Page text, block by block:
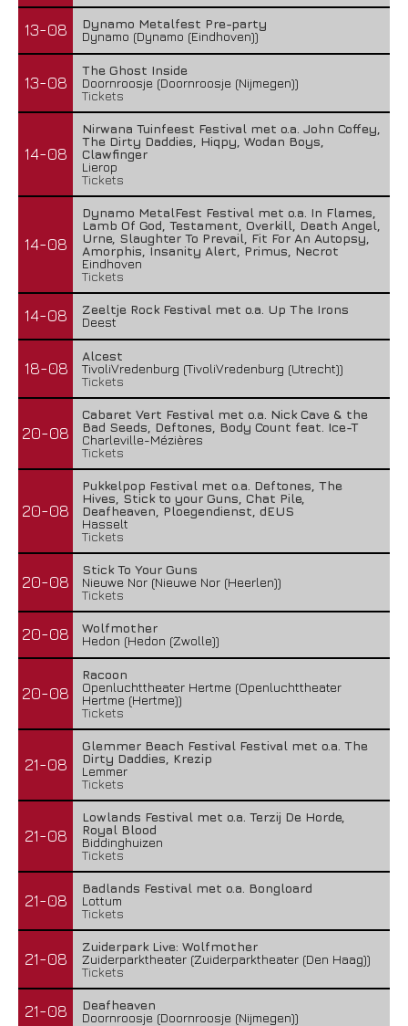
13-08
Dynamo Metalfest Pre-party
Dynamo (Dynamo (Eindhoven))
13-08
The Ghost Inside
Doornroosje (Doornroosje (Nijmegen))
Tickets
14-08
Nirwana Tuinfeest Festival met o.a. John Coffey,
The Dirty Daddies, Hiqpy, Wodan Boys,
Clawfinger
Lierop
Tickets
14-08
Dynamo MetalFest Festival met o.a. In Flames,
Lamb Of God, Testament, Overkill, Death Angel,
Urne, Slaughter To Prevail, Fit For An Autopsy,
Amorphis, Insanity Alert, Primus, Necrot
Eindhoven
Tickets
14-08
Zeeltje Rock Festival met o.a. Up The Irons
Deest
18-08
Alcest
TivoliVredenburg (TivoliVredenburg (Utrecht))
Tickets
20-08
Cabaret Vert Festival met o.a. Nick Cave & the
Bad Seeds, Deftones, Body Count feat. Ice-T
Charleville-Mézières
Tickets
20-08
Pukkelpop Festival met o.a. Deftones, The
Hives, Stick to your Guns, Chat Pile,
Deafheaven, Ploegendienst, dEUS
Hasselt
Tickets
20-08
Stick To Your Guns
Nieuwe Nor (Nieuwe Nor (Heerlen))
Tickets
20-08
Wolfmother
Hedon (Hedon (Zwolle))
20-08
Racoon
Openluchttheater Hertme (Openluchttheater
Hertme (Hertme))
Tickets
21-08
Glemmer Beach Festival Festival met o.a. The
Dirty Daddies, Krezip
Lemmer
Tickets
21-08
Lowlands Festival met o.a. Terzij De Horde,
Royal Blood
Biddinghuizen
Tickets
21-08
Badlands Festival met o.a. Bongloard
Lottum
Tickets
21-08
Zuiderpark Live: Wolfmother
Zuiderparktheater (Zuiderparktheater (Den Haag))
Tickets
21-08
Deafheaven
Doornroosje (Doornroosje (Nijmegen))